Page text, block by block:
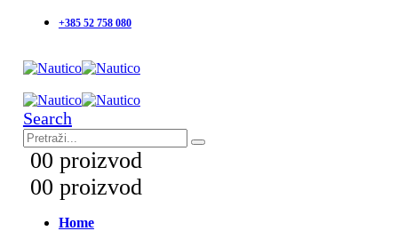
+385 52 758 080
Search
00 proizvod
00 proizvod
Home